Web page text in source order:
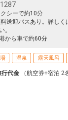
麓に湧き出る良質な
湯のほか、自然に囲
09:00
設使用料がかります
シーで約10分
送迎バスあり。詳しく
。
から車で約60分
温泉 露天風呂
行代金 （航空券+宿泊 2